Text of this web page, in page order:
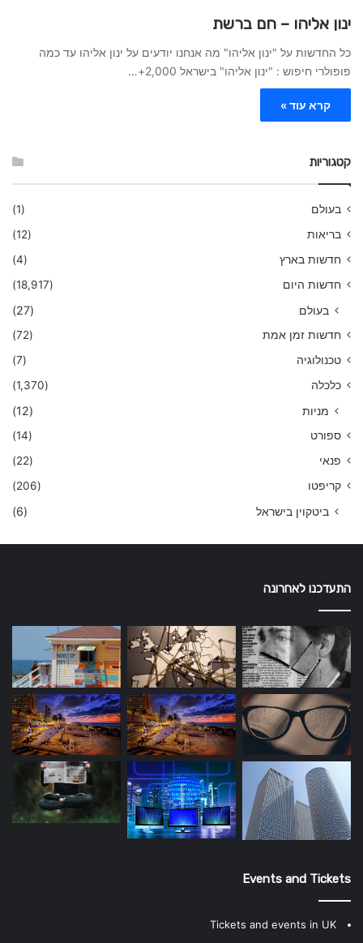
ינון אליהו – חם ברשת
כל החדשות על "ינון אליהו" מה אנחנו יודעים על ינון אליהו עד כמה
פופולרי חיפוש : "ינון אליהו" בישראל 2,000+…
קרא עוד »
קטגוריות
בעולם
(1)
בריאות
(12)
חדשות בארץ
(4)
חדשות היום
(18,917)
בעולם (27)
חדשות זמן אמת
(72)
טכנולוגיה
(7)
כלכלה
(1,370)
מניות (12)
ספורט
(14)
פנאי
(22)
קריפטו
(206)
ביטקוין בישראל (6)
התעדכנו לאחרונה
Events and Tickets
Tickets and events in UK